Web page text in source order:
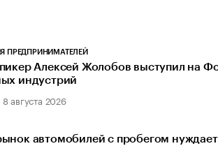
ПРЕДПРИНИМАТЕЛЕЙ
Алексей Жолобов выступил на
индустрий
8 августа 2026
автомобилей с пробегом